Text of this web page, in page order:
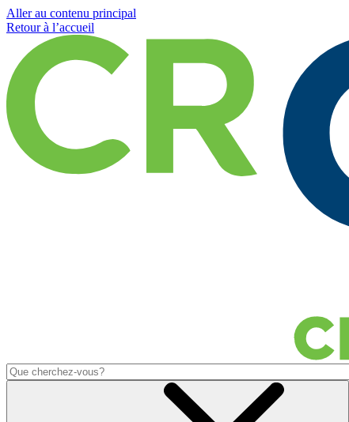
Aller au contenu principal
Retour à l’accueil